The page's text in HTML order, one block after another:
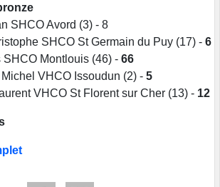
SHCO Avord (3) - 8
SHCO St Germain du Puy (17) - 6
Montlouis (46) - 66
VHCO Issoudun (2) - 5
VHCO St Florent sur Cher (13) - 12